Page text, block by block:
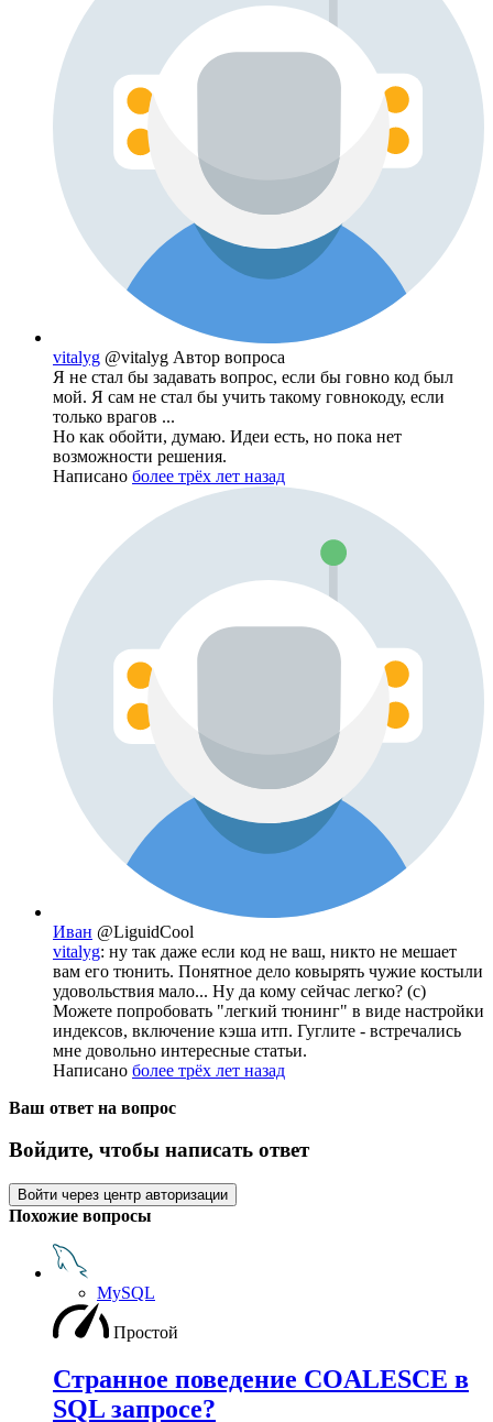
vitalyg @vitalyg Автор вопроса
Я не стал бы задавать вопрос, если бы говно код был
мой. Я сам не стал бы учить такому говнокоду, если
только врагов ...
Но как обойти, думаю. Идеи есть, но пока нет
возможности решения.
Написано более трёх лет назад
Иван @LiguidCool
vitalyg: ну так даже если код не ваш, никто не мешает
вам его тюнить. Понятное дело ковырять чужие костыли
удовольствия мало... Ну да кому сейчас легко? (с)
Можете попробовать "легкий тюнинг" в виде настройки
индексов, включение кэша итп. Гуглите - встречались
мне довольно интересные статьи.
Написано более трёх лет назад
Ваш ответ на вопрос
Войдите, чтобы написать ответ
Войти через центр авторизации
Похожие вопросы
MySQL
Простой
Странное поведение COALESCE в
SQL запросе?